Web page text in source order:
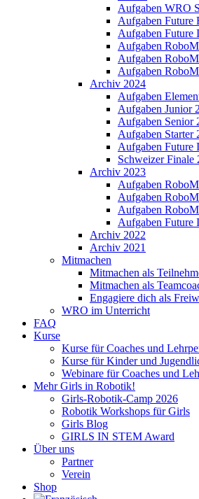
Aufgaben WRO
Aufgaben Future
Aufgaben Future
Aufgaben
Aufgaben
Aufgaben
Archiv 2024
Aufgaben
Aufgaben Junior
Aufgaben Senior
Aufgaben Starter
Aufgaben Future
Schweizer Finale
Archiv 2023
Aufgaben
Aufgaben
Aufgaben
Aufgaben Future
Archiv 2022
Archiv 2021
Mitmachen
Mitmachen als
Mitmachen als
Engagiere dich als
WRO im Unterricht
FAQ
Kurse
Kurse für Coaches und
Kurse für Kinder und
Webinare für Coaches und
Mehr Girls in Robotik!
Girls-Robotik-Camp 2026
Robotik Workshops für Girls
Girls Blog
GIRLS IN STEM Award
Über uns
Partner
Verein
Shop